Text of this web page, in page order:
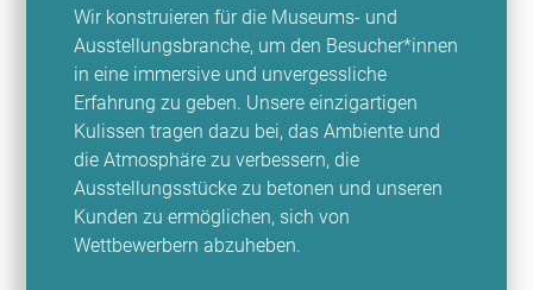
Wir konstruieren für die Museums- und
Ausstellungsbranche, um den Besucher*innen
in eine immersive und unvergessliche
Erfahrung zu geben. Unsere einzigartigen
Kulissen tragen dazu bei, das Ambiente und
die Atmosphäre zu verbessern, die
Ausstellungsstücke zu betonen und unseren
Kunden zu ermöglichen, sich von
Wettbewerbern abzuheben.